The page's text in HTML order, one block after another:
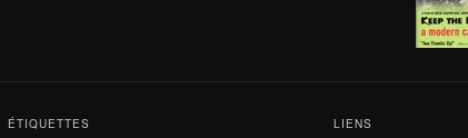
ÉTIQUETTES LIENS